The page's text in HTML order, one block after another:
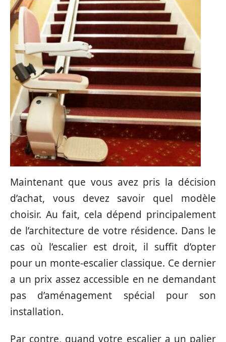
Maintenant que vous avez pris la décision
d’achat, vous devez savoir quel modèle
choisir. Au fait, cela dépend principalement
de l’architecture de votre résidence. Dans le
cas où l’escalier est droit, il suffit d’opter
pour un monte-escalier classique. Ce dernier
a un prix assez accessible en ne demandant
pas d’aménagement spécial pour son
installation.
Par contre, quand votre escalier a un palier